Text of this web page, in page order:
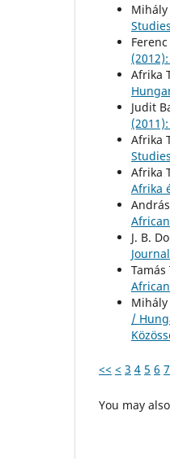
Mihály
Afrika
Judit
Afrika
Afrika
Afrika
J. B.
Mihály
/
<< < 3 4 5 6 7
You may also